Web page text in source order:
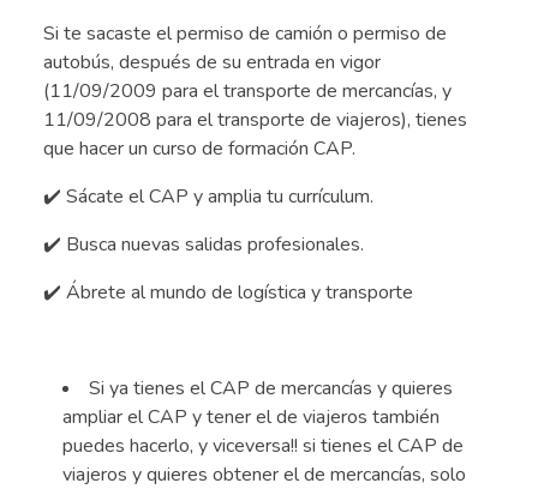
Si te sacaste el permiso de camión o permiso de
autobús, después de su entrada en vigor
(11/09/2009 para el transporte de mercancías, y
11/09/2008 para el transporte de viajeros), tienes
que hacer un curso de formación CAP.
✔️ Sácate el CAP y amplia tu currículum.
✔️ Busca nuevas salidas profesionales.
✔️ Ábrete al mundo de logística y transporte
Si ya tienes el CAP de mercancías y quieres
ampliar el CAP y tener el de viajeros también
puedes hacerlo, y viceversa!! si tienes el CAP de
viajeros y quieres obtener el de mercancías, solo